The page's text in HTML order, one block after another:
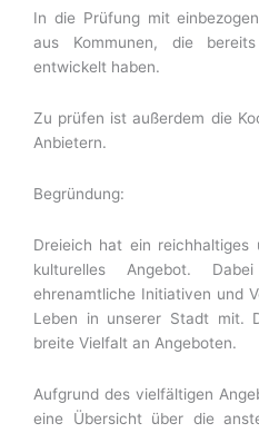
In die Prüfung mit
aus Kommunen, die
entwickelt haben.
Zu prüfen ist außerdem die
Anbietern.
Begründung:
Dreieich hat ein reichhaltiges
kulturelles Angebot.
ehrenamtliche Initiativen und
Leben in unserer Stadt mit.
breite Vielfalt an Angeboten.
Aufgrund des vielfältigen
eine Übersicht über die